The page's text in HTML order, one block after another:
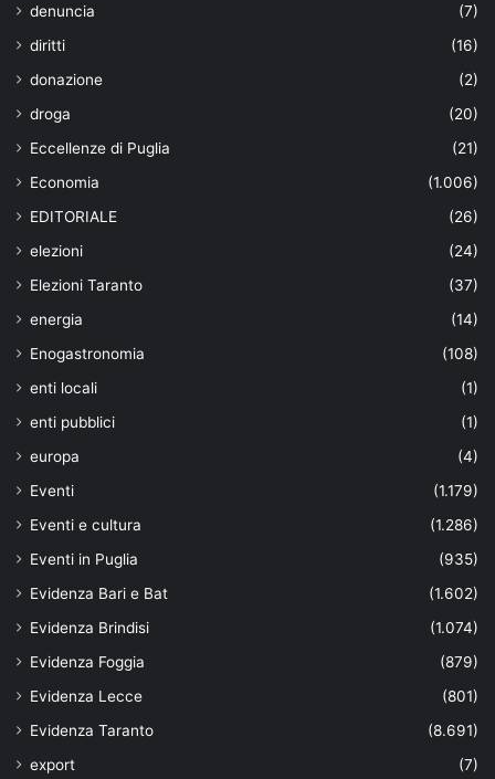
denuncia
(7)
diritti
(16)
donazione
(2)
droga
(20)
Eccellenze di Puglia
(21)
Economia
(1.006)
EDITORIALE
(26)
elezioni
(24)
Elezioni Taranto
(37)
energia
(14)
Enogastronomia
(108)
enti locali
(1)
enti pubblici
(1)
europa
(4)
Eventi
(1.179)
Eventi e cultura
(1.286)
Eventi in Puglia
(935)
Evidenza Bari e Bat
(1.602)
Evidenza Brindisi
(1.074)
Evidenza Foggia
(879)
Evidenza Lecce
(801)
Evidenza Taranto
(8.691)
export
(7)